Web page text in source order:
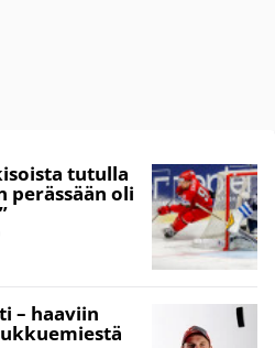
tutulla
perässään oli
– haaviin